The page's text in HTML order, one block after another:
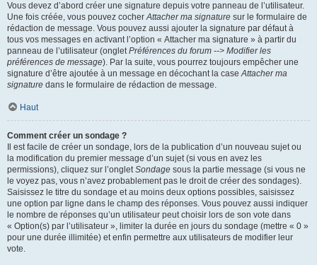
Vous devez d’abord créer une signature depuis votre panneau de l’utilisateur.
Une fois créée, vous pouvez cocherAttacher ma signature sur le formulaire de
rédaction de message. Vous pouvez aussi ajouter la signature par défaut à
tous vos messages en activant l’option « Attacher ma signature » à partir du
panneau de l’utilisateur (ongletPréférences du forum --> Modifier les
préférences de message). Par la suite, vous pourrez toujours empêcher une
signature d’être ajoutée à un message en décochant la caseAttacher ma
signature dans le formulaire de rédaction de message.
Haut
Comment créer un sondage ?
Il est facile de créer un sondage, lors de la publication d’un nouveau sujet ou
la modification du premier message d’un sujet (si vous en avez les
permissions), cliquez sur l’ongletSondage sous la partie message (si vous ne
le voyez pas, vous n’avez probablement pas le droit de créer des sondages).
Saisissez le titre du sondage et au moins deux options possibles, saisissez
une option par ligne dans le champ des réponses. Vous pouvez aussi indiquer
le nombre de réponses qu’un utilisateur peut choisir lors de son vote dans
« Option(s) par l’utilisateur », limiter la durée en jours du sondage (mettre « 0 »
pour une durée illimitée) et enfin permettre aux utilisateurs de modifier leur
vote.